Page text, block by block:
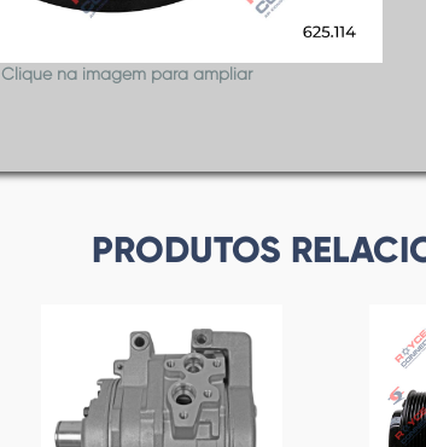
Clique na imagem para ampliar
PRODUTOS